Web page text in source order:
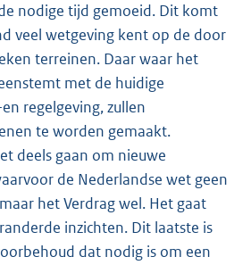
nodige tijd gemoeid. Dit komt
veel wetgeving kent op de door
terreinen. Daar waar het
met de huidige
regelgeving, zullen
te worden gemaakt.
deels gaan om nieuwe
de Nederlandse wet geen
het Verdrag wel. Het gaat
inzichten. Dit laatste is
dat nodig is om een